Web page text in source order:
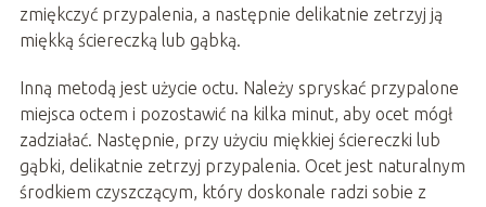
zmiękczyć przypalenia, a następnie delikatnie zetrzyj ją
miękką ściereczką lub gąbką.
Inną metodą jest użycie octu. Należy spryskać przypalone
miejsca octem i pozostawić na kilka minut, aby ocet mógł
zadziałać. Następnie, przy użyciu miękkiej ściereczki lub
gąbki, delikatnie zetrzyj przypalenia. Ocet jest naturalnym
środkiem czyszczącym, który doskonale radzi sobie z